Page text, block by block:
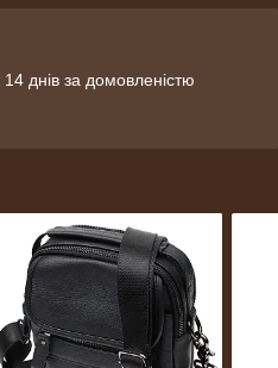
днів за домовленістю